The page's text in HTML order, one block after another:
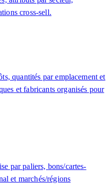
cross-sell.
quantités par emplacement et
et fabricants organisés pour
par paliers, bons/cartes-
et marchés/régions